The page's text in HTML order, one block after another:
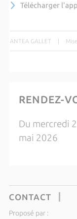
Télécharger
ANTEA GALLET
RENDEZ-
Du mercredi
mai 2026
CONTACT
Proposé par :